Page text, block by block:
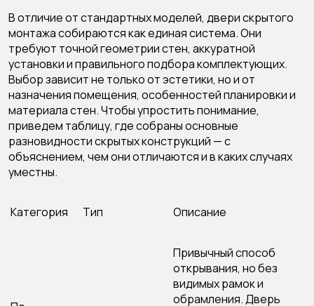
В отличие от стандартных моделей, двери скрытого
монтажа собираются как единая система. Они
требуют точной геометрии стен, аккуратной
установки и правильного подбора комплектующих.
Выбор зависит не только от эстетики, но и от
назначения помещения, особенностей планировки и
материала стен. Чтобы упростить понимание,
приведем таблицу, где собраны основные
разновидности скрытых конструкций — с
объяснением, чем они отличаются и в каких случаях
уместны.
Категория Тип Описание
Привычный способ
открывания, но без
видимых рамок и
обрамления. Дверь